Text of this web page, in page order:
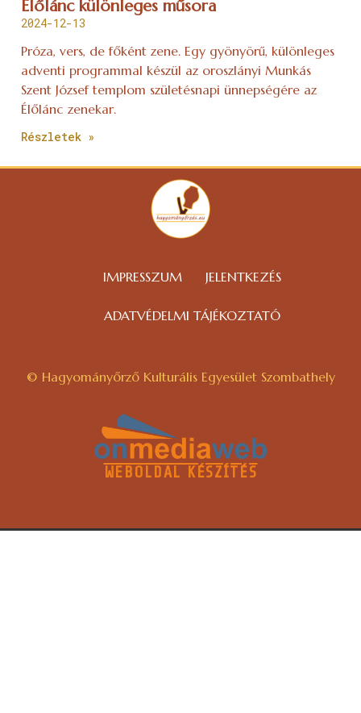
Élőlánc különleges műsora
2024-12-13
Próza, vers, de főként zene. Egy gyönyörű, különleges
adventi programmal készül az oroszlányi Munkás
Szent József templom születésnapi ünnepségére az
Élőlánc zenekar.
Részletek »
IMPRESSZUM JELENTKEZÉS
ADATVÉDELMI TÁJÉKOZTATÓ
© Hagyományőrző Kulturális Egyesület Szombathely
WEBOLDAL KÉSZÍTÉS